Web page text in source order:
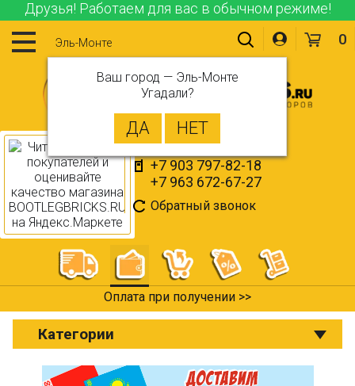
Друзья! Работаем для вас в обычном режиме!
Эль-Монте
Ваш город — Эль-Монте
Угадали?
+7 903 797-82-18
+7 963 672-67-27
Обратный звонок
0
Оплата при получении >>
Категории